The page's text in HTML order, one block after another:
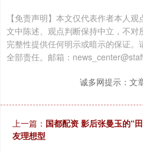
【免责声明】本文仅代表作者本人
文中陈述、观点判断保持中立，不
完整性提供任何明示或暗示的保证
全部责任。邮箱：
诚多网提示：文
上一篇： 国都配资 影后张曼玉的“
友理想型